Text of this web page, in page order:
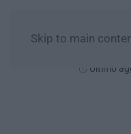
Skip to main
Ultimo